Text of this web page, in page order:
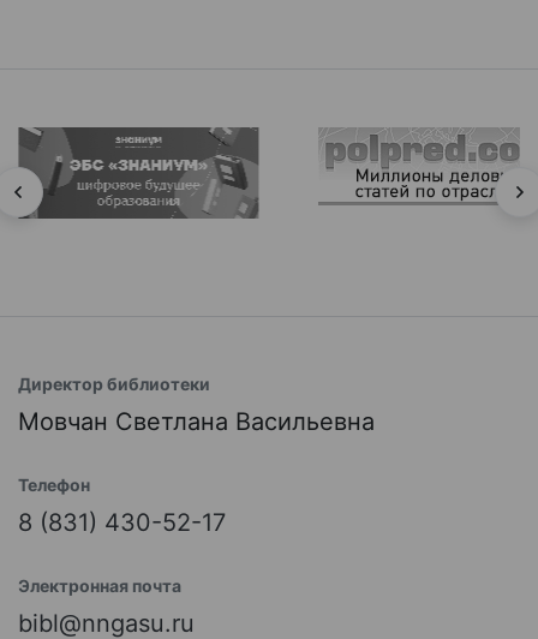
Директор библиотеки
Мовчан Светлана Васильевна
Телефон
8 (831) 430-52-17
Электронная почта
bibl@nngasu.ru